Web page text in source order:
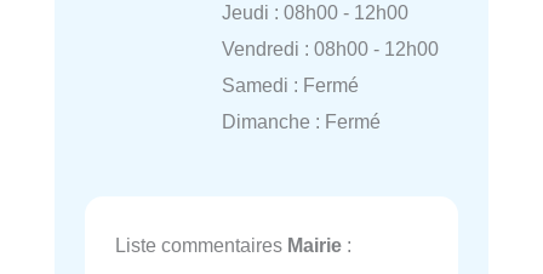
Jeudi : 08h00 - 12h00
Vendredi : 08h00 - 12h00
Samedi : Fermé
Dimanche : Fermé
Liste commentaires Mairie :